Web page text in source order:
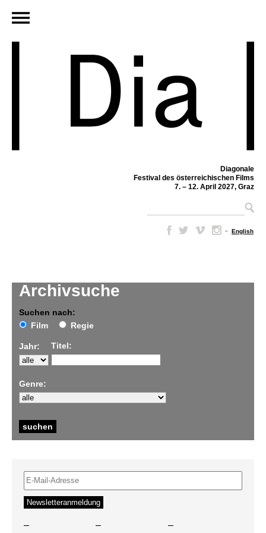
Diagonale
Festival des österreichischen Films
7. – 12. April 2027, Graz
– English
Archivsuche
Suchen nach:
Film
Regie
Jahr: Titel:
Genre:
– – –